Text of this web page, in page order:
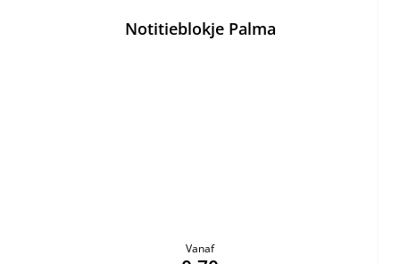
Notitieblokje Palma
Vanaf